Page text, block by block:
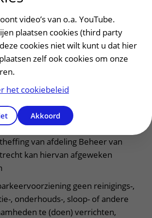
verbindt zich:
niet anders dan zorgvuldig
als zodanig gemarkeerd vrij
dan wel op een andere voor
bestemde plaats, te parkeren
staan, alleen met schriftelijke
van de Beveiligingsdienst of
van afdeling Beheer van
kan hiervan afgeweken
geen reinigings-,
, onderhouds-, sloop- of andere
te (doen) verrichten,
video’s van o.a. YouTube.
plaatsen cookies (third party
cookies niet wilt kunt u dat hier
zelf ook cookies om onze
het cookiebeleid
Akkoord